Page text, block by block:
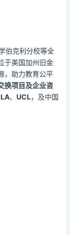
伯克利分校等全
于美国加州旧金
，助力教育公平
换项目及企业咨
、UCL，及中国